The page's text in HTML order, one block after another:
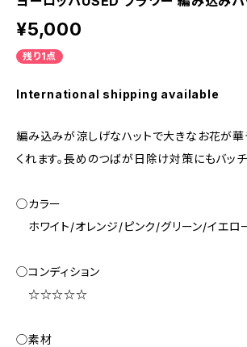
¥5,000
残り1点
International shipping available
編み込みが涼しげなハットで大きなお花が華
くれます。長めのつばが日除け対策にもバッチ
◯カラー
ホワイト/オレンジ/ピンク/グリーン/イエロ
◯コンディション
☆☆☆☆☆
◯素材